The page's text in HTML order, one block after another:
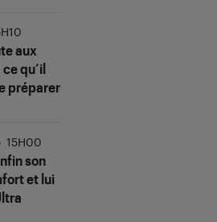
aux
ce qu’il
préparer
son
et lui
15H00